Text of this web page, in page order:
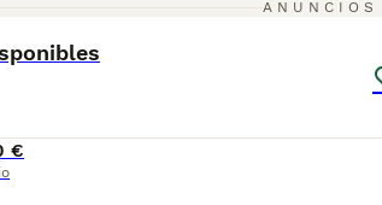
en miembros valiosos de una
consejos de compra de Beagle
ANUNCIOS
€